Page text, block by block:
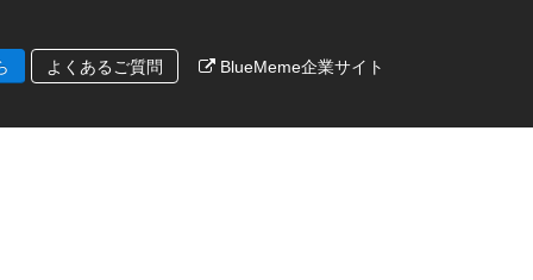
よくあるご質問 BlueMeme企業サイト